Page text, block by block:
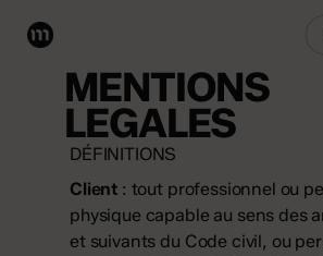
MENTIONS
LEGALES
DÉFINITIONS
Client : tout professionnel ou
physique capable au sens des
et suivants du Code civil, ou